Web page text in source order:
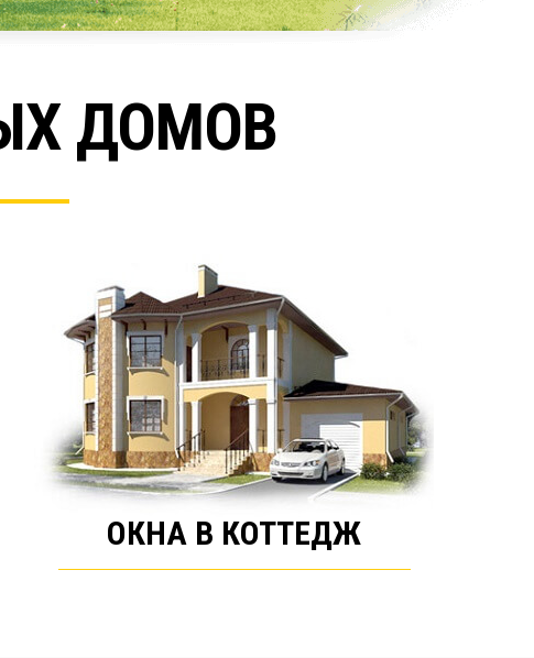
ДОМОВ
ОКНА В КОТТЕДЖ